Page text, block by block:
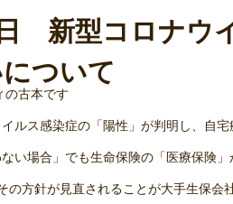
新型コロナウ
ついて
の古本です
ルス感染症の「陽性」が判明し、自
い場合」でも生命保険の「医療保険
の方針が見直されることが大手生保会